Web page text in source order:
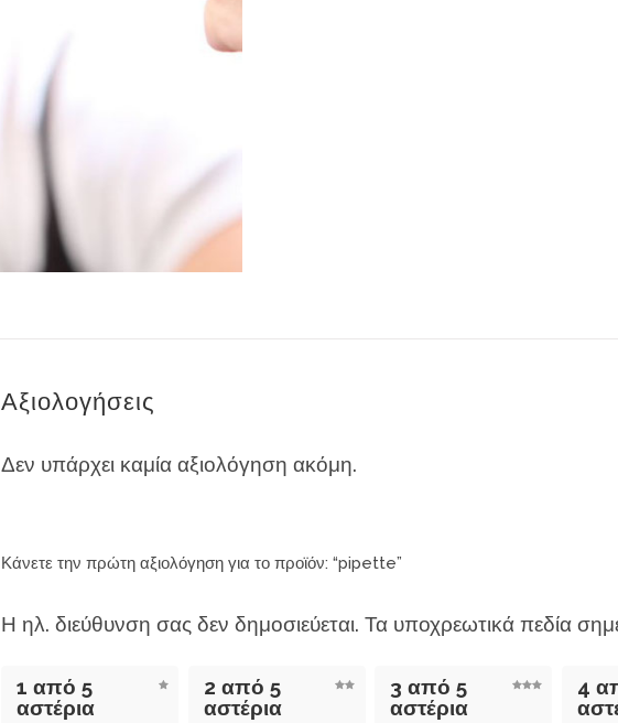
Αξιολογήσεις
Δεν υπάρχει καμία αξιολόγηση ακόμη.
Κάνετε την πρώτη αξιολόγηση για το προϊόν: “pipette”
Η ηλ. διεύθυνση σας δεν δημοσιεύεται. Τα υποχρεωτικά πεδία
1 από 5
αστέρια
2 από 5
αστέρια
3 από 5
αστέρια
4